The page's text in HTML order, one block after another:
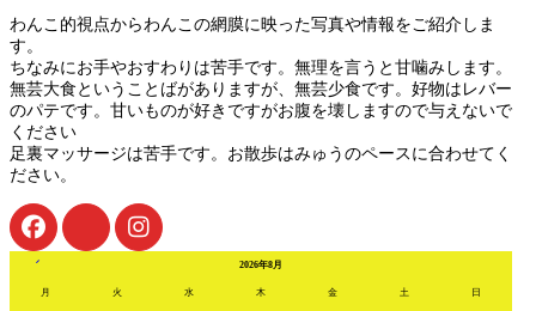
わんこ的視点からわんこの網膜に映った写真や情報をご紹介しま
す。
ちなみにお手やおすわりは苦手です。無理を言うと甘噛みします。
無芸大食ということばがありますが、無芸少食です。好物はレバー
のパテです。甘いものが好きですがお腹を壊しますので与えないで
ください
足裏マッサージは苦手です。お散歩はみゅうのペースに合わせてく
ださい。
2026年8月
月 火 水 木 金 土 日